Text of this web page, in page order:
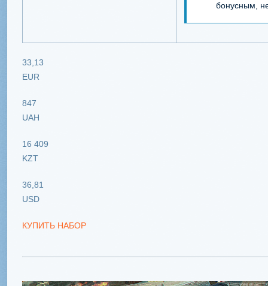
бонусным,
33,13
EUR
847
UAH
16 409
KZT
36,81
USD
КУПИТЬ НАБОР